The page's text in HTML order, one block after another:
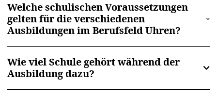
Welche schulischen Voraussetzungen
gelten für die verschiedenen
Ausbildungen im Berufsfeld Uhren?
Wie viel Schule gehört während der
Ausbildung dazu?